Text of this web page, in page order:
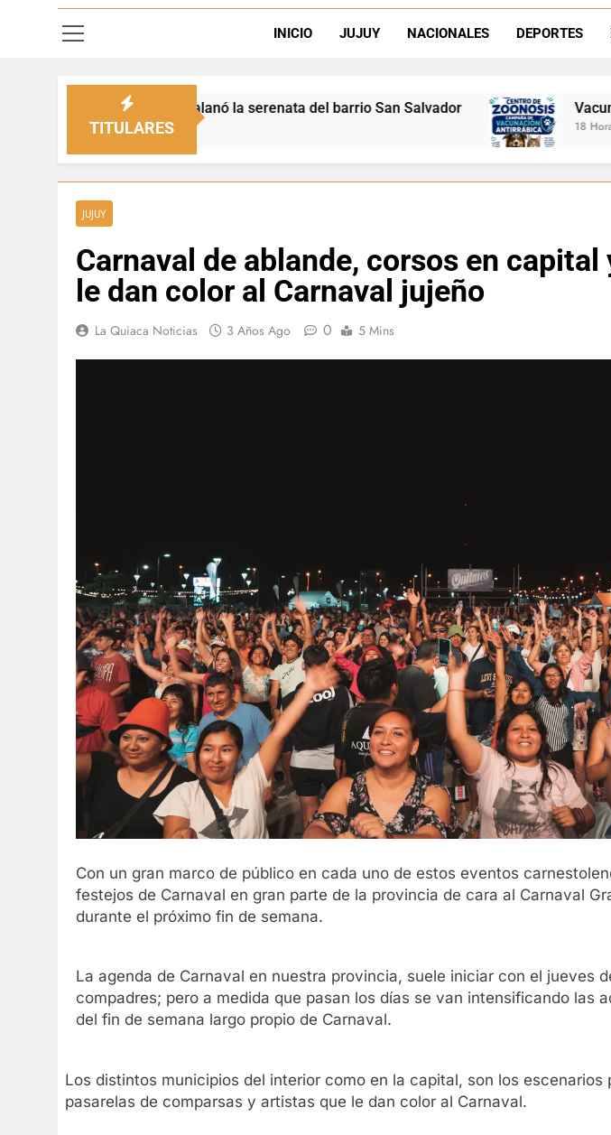
INICIO JUJUY NACIONALES DEPORTES
TITULARES
engalanó la serenata del barrio San Salvador Vacunación antirrábica en
JUJUY
Carnaval de ablande, corsos en capital
le dan color al Carnaval jujeño
La Quiaca Noticias 3 Años Ago 0 5 Mins
Con un gran marco de público en cada uno de estos eventos
festejos de Carnaval en gran parte de la provincia de cara al Carnaval
durante el próximo fin de semana.
La agenda de Carnaval en nuestra provincia, suele iniciar con el jueves
compadres; pero a medida que pasan los días se van intensificando las
del fin de semana largo propio de Carnaval.
Los distintos municipios del interior como en la capital, son los escenarios
pasarelas de comparsas y artistas que le dan color al Carnaval.